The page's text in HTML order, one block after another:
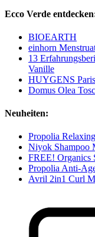
Ecco Verde
BIOEARTH
einhorn
13
Vanille
HUYGENS
Domus Olea
Neuheiten:
Propolia
Niyok Shampoo
FREE! Organics
Propolia Anti-
Avril 2in1 Curl